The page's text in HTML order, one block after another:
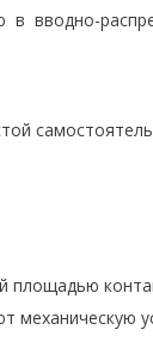
вводно-
площадью
механическую